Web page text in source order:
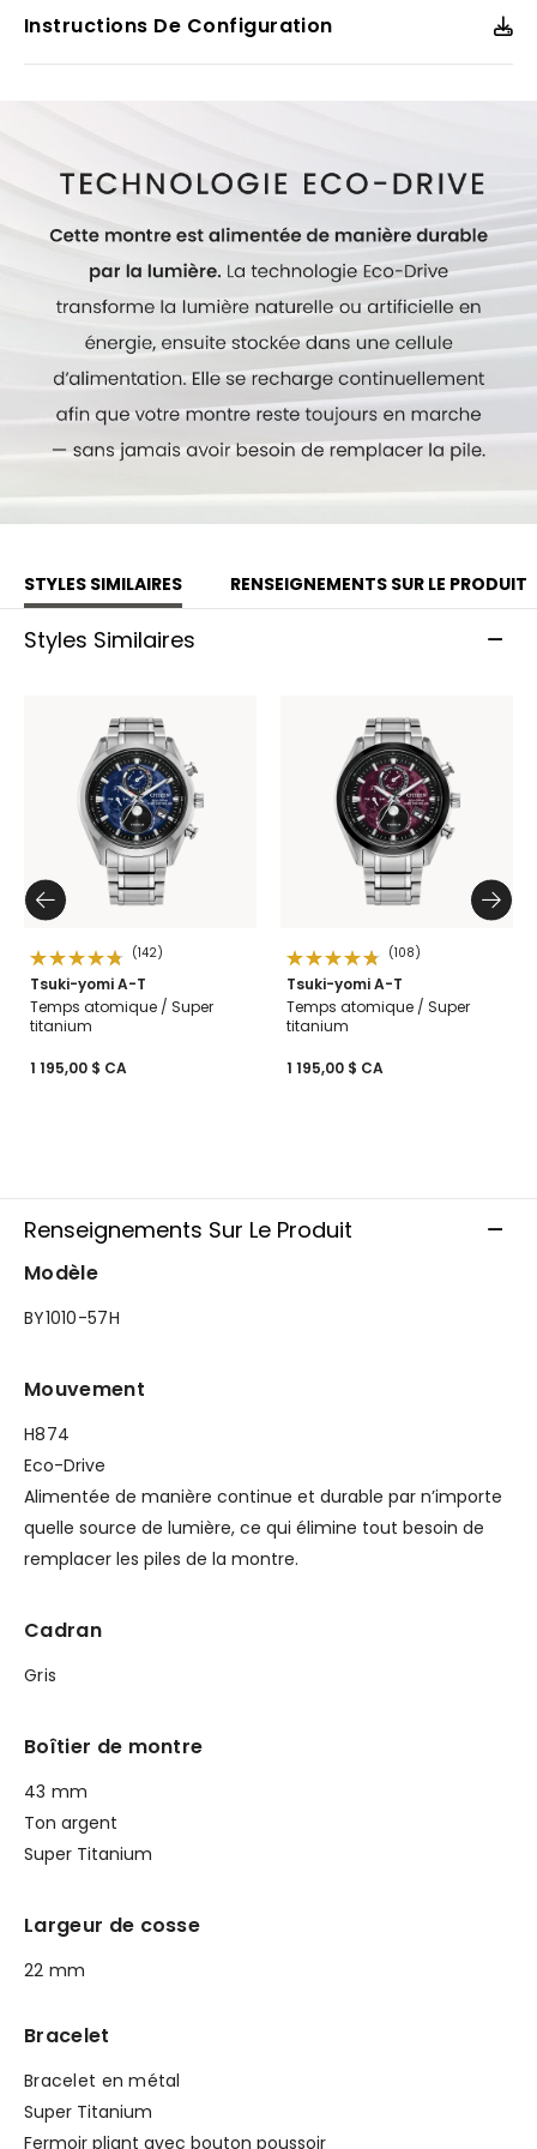
horaires, un calendrier perpétuel et une fonction
d’indicateur de jour et de date. Dotée de la technologie
exclusive Eco-Drive de Citizen, elle est alimentée par la
Instructions De Configuration
STYLES SIMILAIRES RENSEIGNEMENTS SUR LE PRODUIT
Styles Similaires
(142)
Tsuki-yomi A-T
Temps atomique / Super
titanium
1 195,00 $ CA
(108)
Tsuki-yomi A-T
Temps atomique / Super
titanium
1 195,00 $ CA
Renseignements Sur Le Produit
Modèle
BY1010-57H
Mouvement
H874
Eco-Drive
Alimentée de manière continue et durable par n’importe
quelle source de lumière, ce qui élimine tout besoin de
remplacer les piles de la montre.
Cadran
Gris
Boîtier de montre
43 mm
Ton argent
Super Titanium
Largeur de cosse
22 mm
Bracelet
Bracelet en métal
Super Titanium
Fermoir pliant avec bouton poussoir